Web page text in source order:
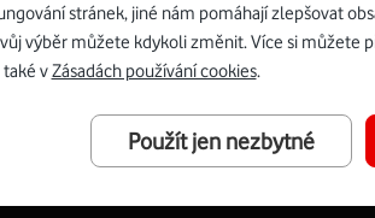
službách díky
App Store Stáhnout z Goole Play
stránek, jiné nám pomáhají zlepšovat
výběr můžete kdykoli změnit. Více si můžete
vZásadách používání cookies.
Použít jen nezbytné